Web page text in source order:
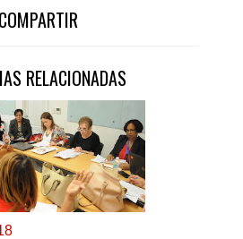
COMPARTIR
RELACIONADAS